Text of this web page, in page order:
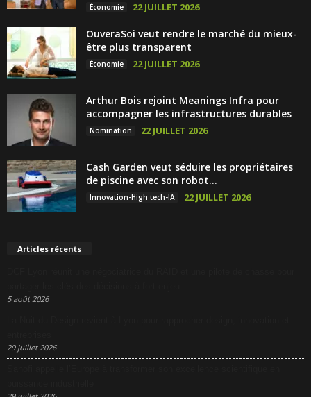
Économie 22 JUILLET 2026
OuveraSoi veut rendre le marché du mieux-
être plus transparent
Économie 22 JUILLET 2026
Arthur Bois rejoint Meanings Infra pour
accompagner les infrastructures durables
Nomination 22 JUILLET 2026
Cash Garden veut séduire les propriétaires
de piscine avec son robot...
Innovation-High tech-IA 22 JUILLET 2026
Articles récents
5 août 2026
29 juillet 2026